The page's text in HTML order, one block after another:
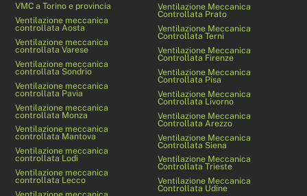
VMC a Torino e provincia
Ventilazione meccanica
controllata Aosta
Ventilazione meccanica
controllata Varese
Ventilazione meccanica
controllata Sondrio
Ventilazione meccanica
controllata Pavia
Ventilazione meccanica
controllata Monza
Ventilazione meccanica
controllata Mantova
Ventilazione meccanica
controllata Lodi
Ventilazione meccanica
controllata Lecco
Ventilazione Meccanica
Controllata Prato
Ventilazione Meccanica
Controllata Terni
Ventilazione Meccanica
Controllata Firenze
Ventilazione Meccanica
Controllata Pisa
Ventilazione Meccanica
Controllata Livorno
Ventilazione Meccanica
Controllata Arezzo
Ventilazione Meccanica
Controllata Siena
Ventilazione Meccanica
Controllata Trieste
Ventilazione Meccanica
Controllata Udine